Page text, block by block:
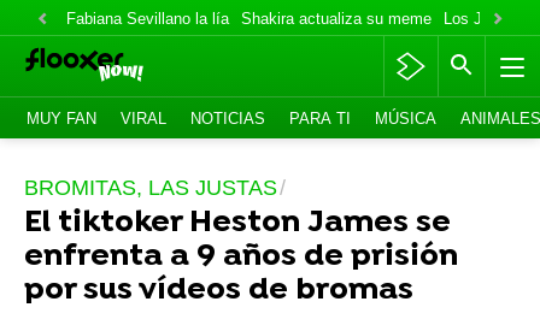
Fabiana Sevillano la lía Shakira actualiza su meme Los Jonas
MUY FAN VIRAL NOTICIAS PARA TI MÚSICA ANIMALES
BROMITAS, LAS JUSTAS
El tiktoker Heston James se
enfrenta a 9 años de prisión
por sus vídeos de bromas